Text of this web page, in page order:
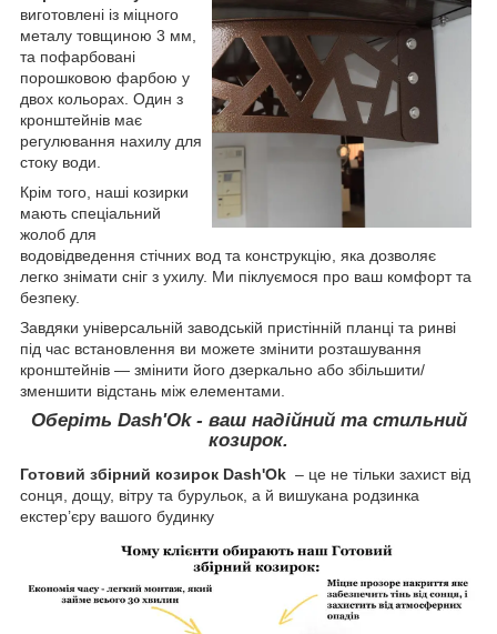
виготовлені із міцного
металу товщиною 3 мм,
та пофарбовані
порошковою фарбою у
двох кольорах. Один з
кронштейнів має
регулювання нахилу для
стоку води.
Крім того, наші козирки
мають спеціальний
жолоб для
водовідведення стічних вод та конструкцію, яка дозволяє
легко знімати сніг з ухилу. Ми піклуємося про ваш комфорт та
безпеку.
Завдяки універсальній заводській пристінній планці та ринві
під час встановлення ви можете змінити розташування
кронштейнів — змінити його дзеркально або збільшити/
зменшити відстань між елементами.
Оберіть Dash'Ok - ваш надійний та стильний
козирок.
Готовий збірний козирок Dash'Ok – це не тільки захист від
сонця, дощу, вітру та бурульок, а й вишукана родзинка
екстер’єру вашого будинку